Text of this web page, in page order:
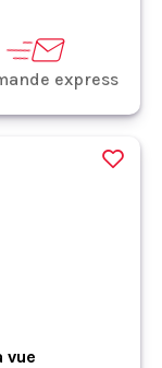
express
vue